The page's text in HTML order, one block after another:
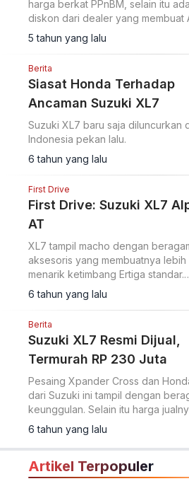
harga berkat PPnBM, selain itu
diskon dari dealer yang membuat
dapat memilikinya dengan mudah.
Berikut skema angsuran ringannya
5 tahun yang lalu
Berita
Siasat Honda Terhadap
Ancaman Suzuki XL7
Suzuki XL7 baru saja diluncurkan
Indonesia pekan lalu.
6 tahun yang lalu
First Drive
First Drive: Suzuki XL7
AT
XL7 tampil macho dengan
aksesoris yang membuatnya lebih
menarik ketimbang Ertiga standar.
Seperti apa rasa mengendarainya?
6 tahun yang lalu
Berita
Suzuki XL7 Resmi Dijual,
Termurah RP 230 Juta
Pesaing Xpander Cross dan
dari Suzuki ini tampil dengan
keunggulan. Selain itu harga
tergolong yang termurah di
6 tahun yang lalu
Artikel Terpopuler